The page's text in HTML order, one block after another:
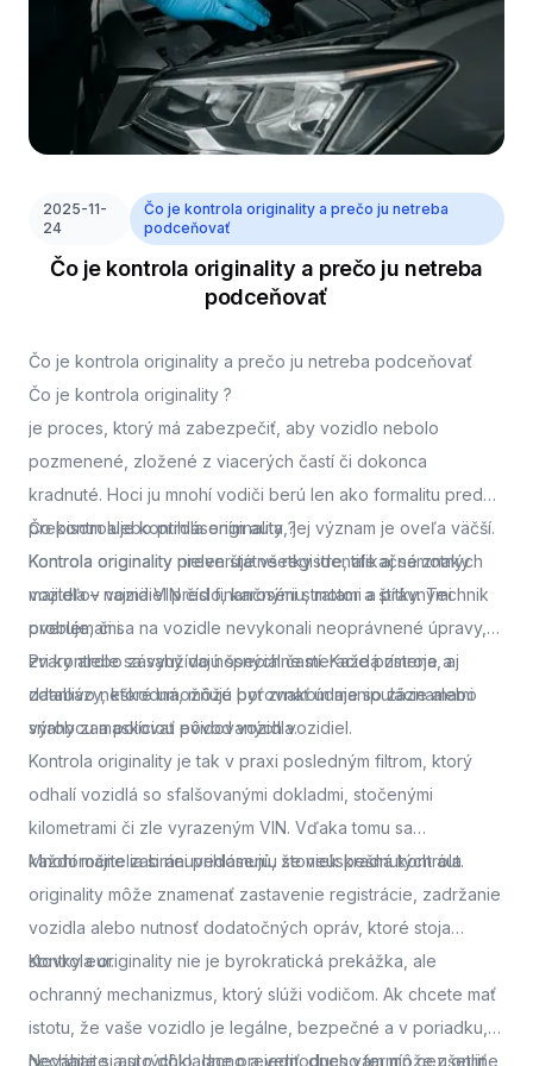
2025-11-
24
Čo je kontrola originality a prečo ju netreba
podceňovať
Čo je kontrola originality a prečo ju netreba
podceňovať
Čo je kontrola originality a prečo ju netreba podceňovať
Čo je kontrola originality ?
je proces, ktorý má zabezpečiť, aby vozidlo nebolo
pozmenené, zložené z viacerých častí či dokonca
kradnuté. Hoci ju mnohí vodiči berú len ako formalitu pred
prepisom alebo prihlásením auta, jej význam je oveľa väčší.
Kontrola originality nielen štátne registre, ale aj samotných
majiteľov vozidiel pred finančnými stratami a právnymi
problémami.
Čo kontroluje kontrola originality ?
Kontrola originality preveruje všetky identifikačné znaky
vozidla – najmä VIN číslo, karosériu, motor a štítky. Technik
overuje, či sa na vozidle nevykonali neoprávnené úpravy,
zvary alebo zásahy do nosných častí. Každá zmena, aj
zdanlivo neškodná, môže byť znakom manipulácie alebo
snahy zamaskovať pôvod vozidla.
Pri kontrole sa využívajú špeciálne meracie prístroje a
databázy, ktoré umožňujú porovnať údaje so záznamami
výrobcu a políciou evidovaných vozidiel.
Kontrola originality je tak v praxi posledným filtrom, ktorý
odhalí vozidlá so sfalšovanými dokladmi, stočenými
kilometrami či zle vyrazeným VIN. Vďaka tomu sa
každoročne zabráni prihláseniu stoviek kradnutých áut.
Mnohí majitelia si neuvedomujú, že neúspešná kontrola
originality môže znamenať zastavenie registrácie, zadržanie
vozidla alebo nutnosť dodatočných opráv, ktoré stoja
stovky eur.
Kontrola originality nie je byrokratická prekážka, ale
ochranný mechanizmus, ktorý slúži vodičom. Ak chcete mať
istotu, že vaše vozidlo je legálne, bezpečné a v poriadku,
nechajte si auto dôkladne preveriť.dnes vám môže ušetriť
Neváhajte asi rýchlo, lacno a jednoducho termín cez online